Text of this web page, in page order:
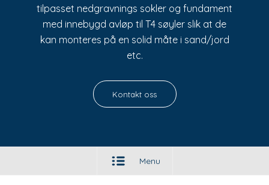
tilpasset nedgravnings sokler og fundament
med innebygd avløp til T4 søyler slik at de
kan monteres på en solid måte i sand/jord
etc.
Kontakt oss
Menu